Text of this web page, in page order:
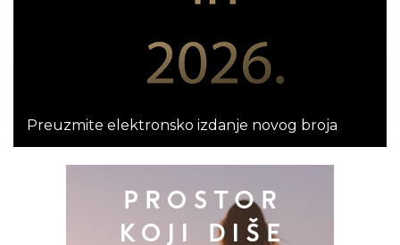
Preuzmite elektronsko izdanje novog broja